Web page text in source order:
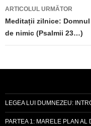
ARTICOLUL URMĂTOR
Meditații zilnice:
de nimic (Psalmii 23…)
LEGEA LUI DUMNEZEU:
PARTEA 1: MARELE PLAN AL